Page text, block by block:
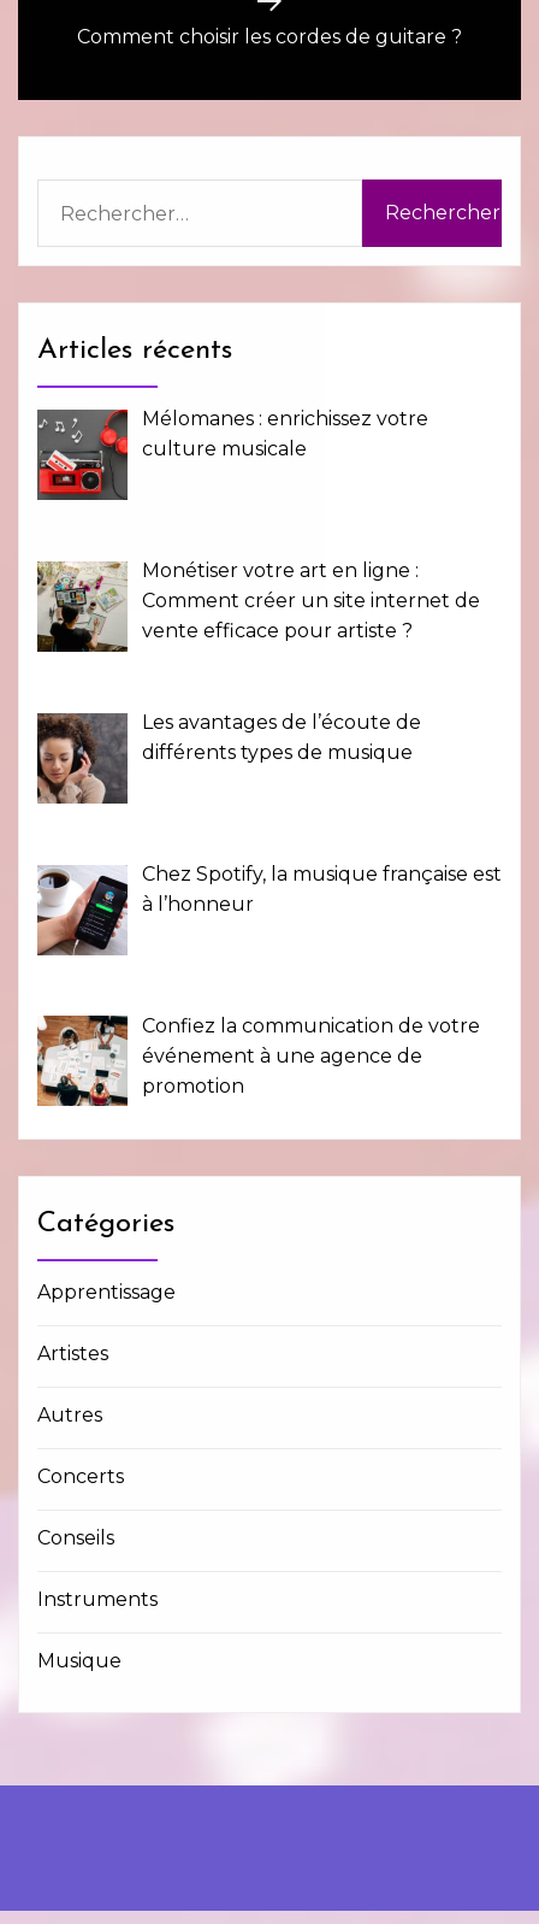
Next
Comment choisir les cordes de guitare ?
Articles récents
Mélomanes : enrichissez votre
culture musicale
Monétiser votre art en ligne :
Comment créer un site internet de
vente efficace pour artiste ?
Les avantages de l’écoute de
différents types de musique
Chez Spotify, la musique française est
à l’honneur
Confiez la communication de votre
événement à une agence de
promotion
Catégories
Apprentissage
Artistes
Autres
Concerts
Conseils
Instruments
Musique